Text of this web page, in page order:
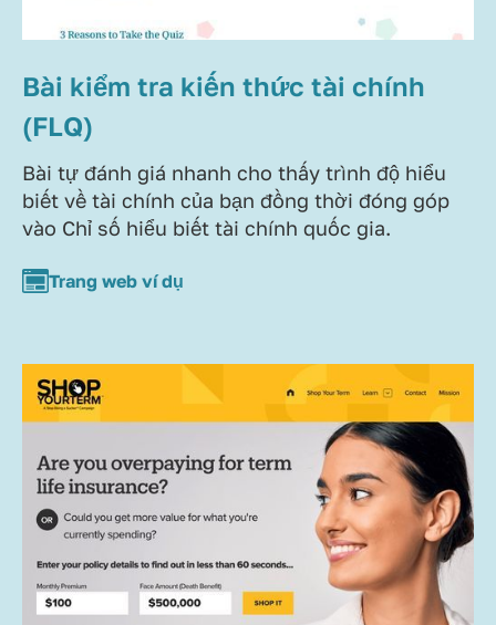
Bài kiểm tra kiến thức tài chính
(FLQ)
Bài tự đánh giá nhanh cho thấy trình độ hiểu
biết về tài chính của bạn đồng thời đóng góp
vào Chỉ số hiểu biết tài chính quốc gia.
Trang web ví dụ